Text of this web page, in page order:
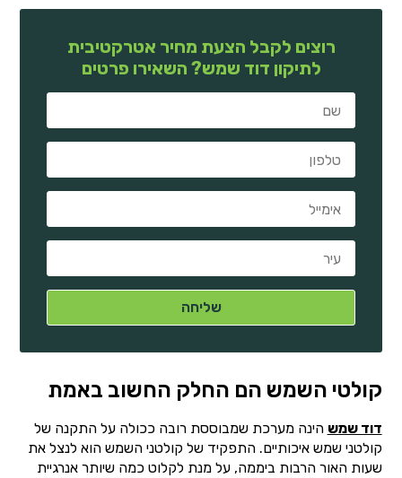
רוצים לקבל הצעת מחיר אטרקטיבית
לתיקון דוד שמש? השאירו פרטים
קולטי השמש הם החלק החשוב באמת
דוד שמש הינה מערכת שמבוססת רובה ככולה על התקנה של
קולטני שמש איכותיים. התפקיד של קולטני השמש הוא לנצל את
שעות האור הרבות ביממה, על מנת לקלוט כמה שיותר אנרגיית